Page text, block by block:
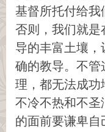
基督所托付给我
否则，我们就是
导的丰富土壤
确的教导。不管
理，都无法成功
不冷不热和不圣
的面前要谦卑